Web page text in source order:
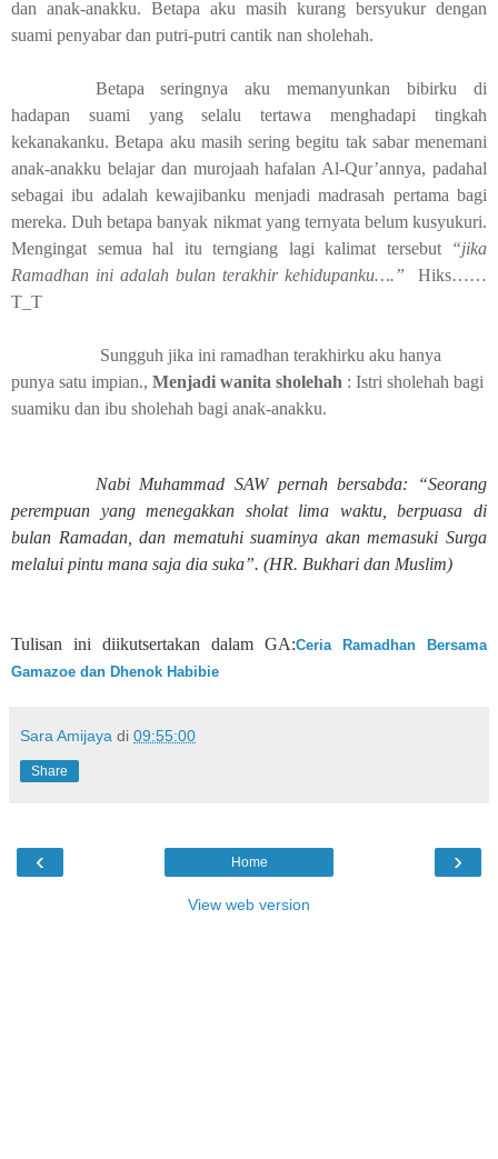
dan anak-anakku. Betapa aku masih kurang bersyukur dengan
suami penyabar dan putri-putri cantik nan sholehah.
Betapa seringnya aku memanyunkan bibirku di
hadapan suami yang selalu tertawa menghadapi tingkah
kekanakanku. Betapa aku masih sering begitu tak sabar menemani
anak-anakku belajar dan murojaah hafalan Al-Qur’annya, padahal
sebagai ibu adalah kewajibanku menjadi madrasah pertama bagi
mereka. Duh betapa banyak nikmat yang ternyata belum kusyukuri.
Mengingat semua hal itu terngiang lagi kalimat tersebut
“jika
Ramadhan ini adalah bulan terakhir kehidupanku….” Hiks……
T_T
Sungguh jika ini ramadhan terakhirku aku hanya
punya satu impian., Menjadi wanita sholehah : Istri sholehah bagi
suamiku dan ibu sholehah bagi anak-anakku.
Nabi Muhammad SAW pernah bersabda: “Seorang
perempuan yang menegakkan sholat lima waktu, berpuasa di
bulan Ramadan, dan mematuhi suaminya akan memasuki Surga
melalui pintu mana saja dia suka”. (HR. Bukhari dan Muslim)
Tulisan ini diikutsertakan dalam GA:Ceria Ramadhan Bersama
Gamazoe dan Dhenok Habibie
Sara Amijaya di 09:55:00
Share
‹ ›
Home
View web version